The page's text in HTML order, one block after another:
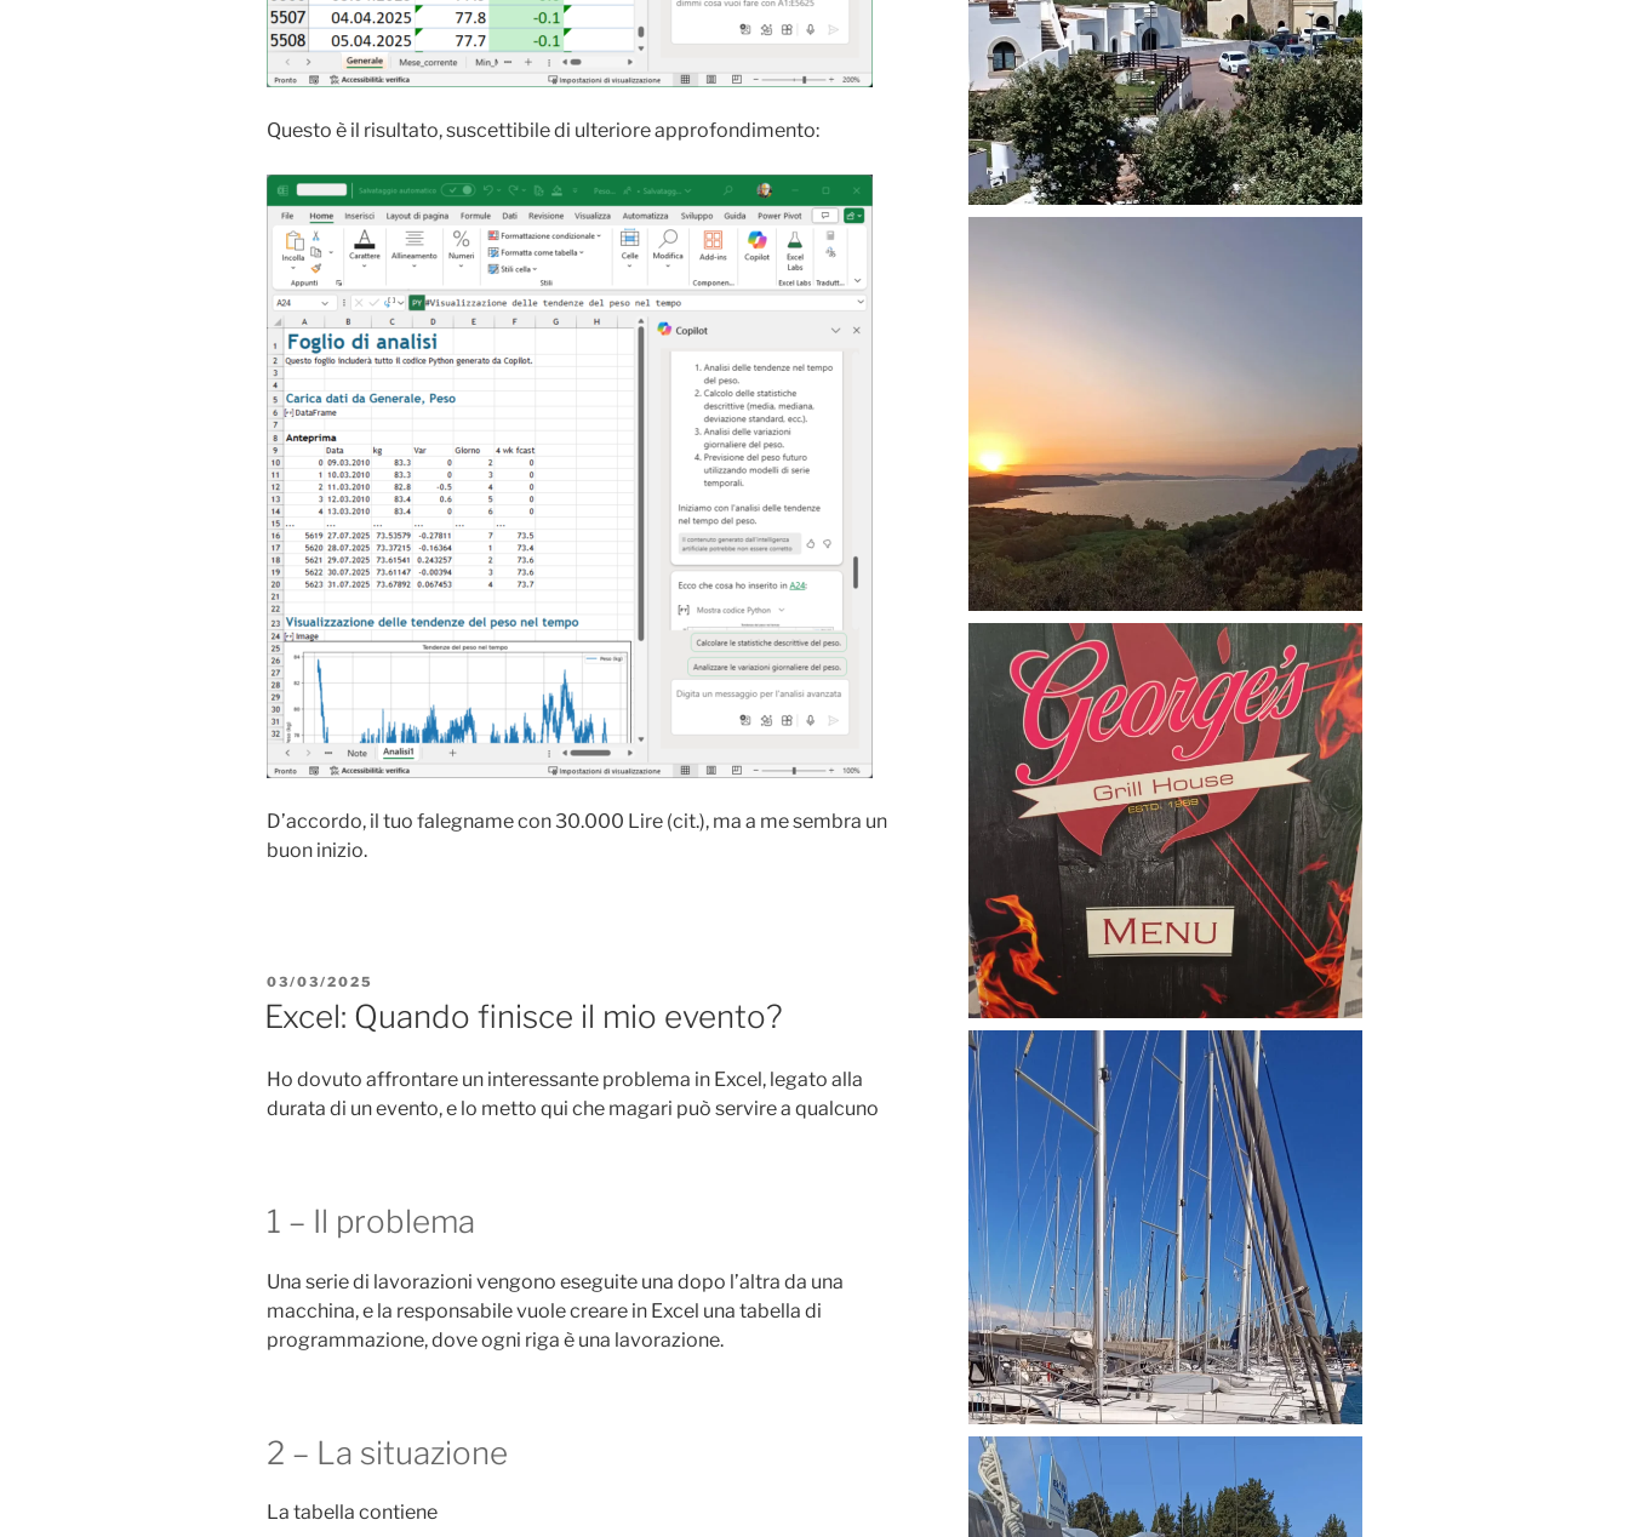
Questo è il risultato, suscettibile di ulteriore approfondimento:
D’accordo, il tuo falegname con 30.000 Lire (cit.), ma a me sembra un
buon inizio.
PUBBLICATO
03/03/2025
Excel: Quando finisce il mio evento?
Ho dovuto affrontare un interessante problema in Excel, legato alla
durata di un evento, e lo metto qui che magari può servire a qualcuno
1 – Il problema
Una serie di lavorazioni vengono eseguite una dopo l’altra da una
macchina, e la responsabile vuole creare in Excel una tabella di
programmazione, dove ogni riga è una lavorazione.
2 – La situazione
La tabella contiene